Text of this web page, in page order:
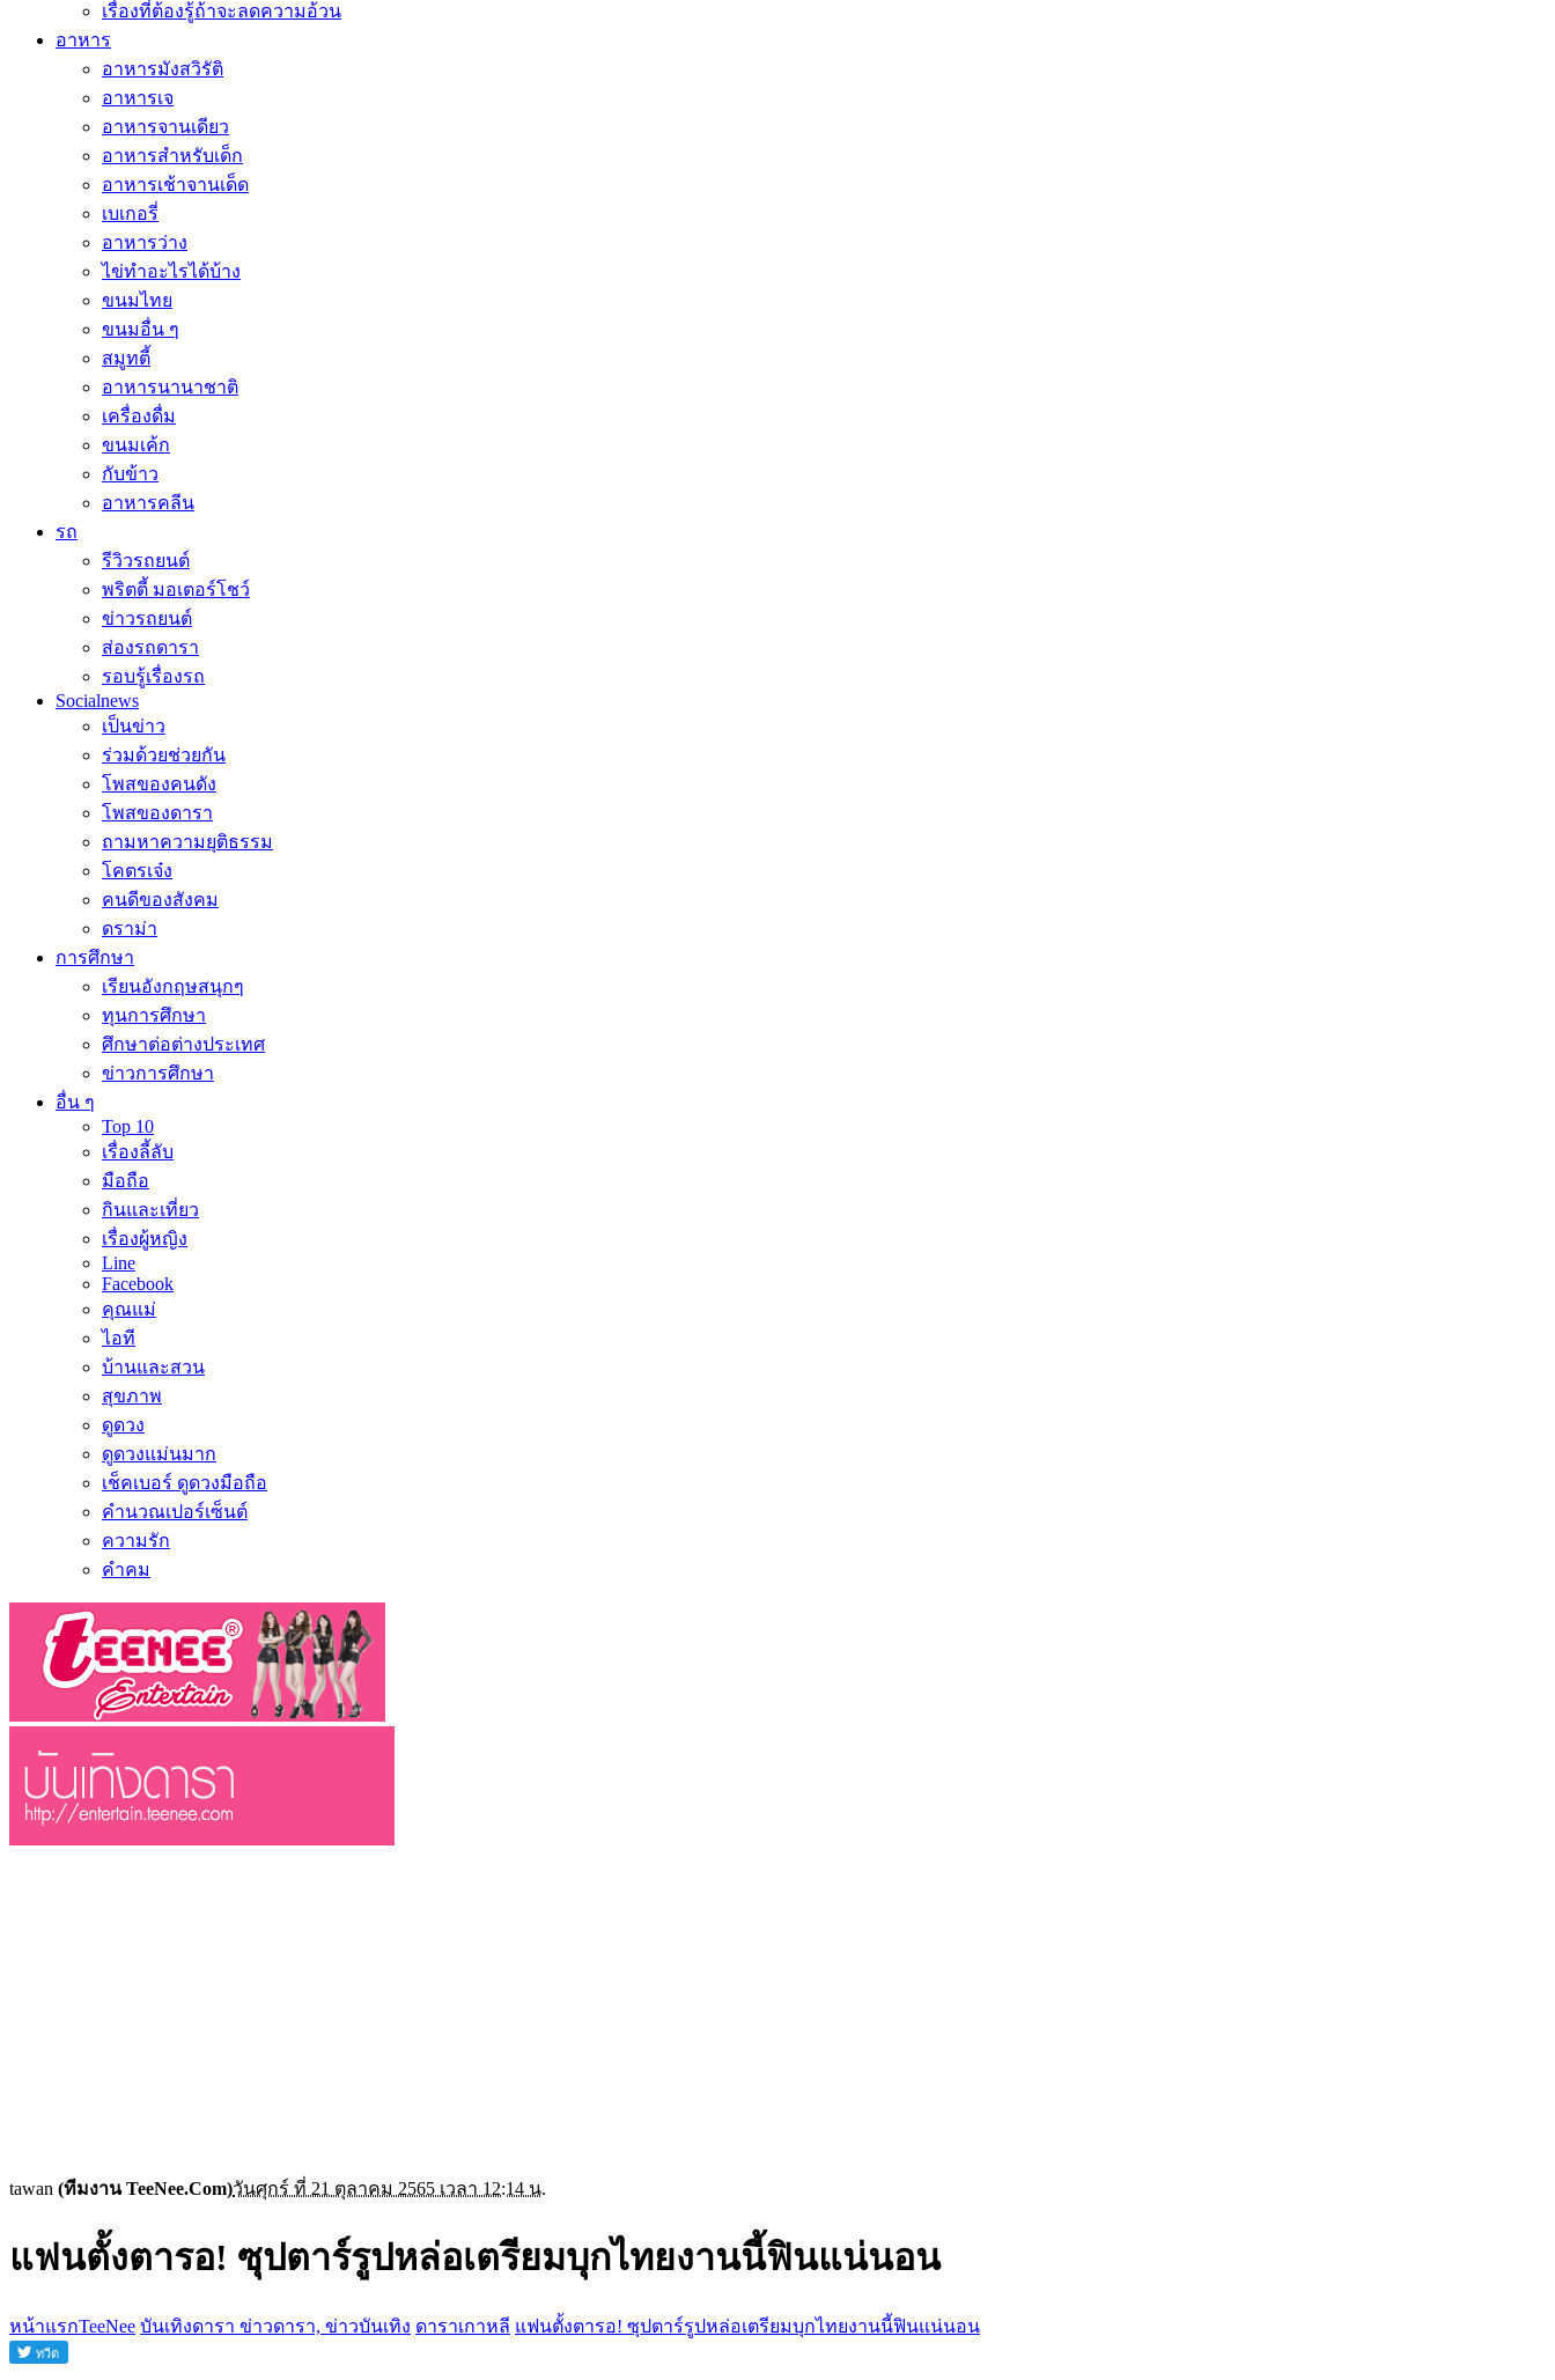
เรื่องที่ต้องรู้ถ้าจะลดความอ้วน
อาหาร
อาหารมังสวิรัติ
อาหารเจ
อาหารจานเดียว
อาหารสำหรับเด็ก
อาหารเช้าจานเด็ด
เบเกอรี่
อาหารว่าง
ไข่ทำอะไรได้บ้าง
ขนมไทย
ขนมอื่น ๆ
สมูทตี้
อาหารนานาชาติ
เครื่องดื่ม
ขนมเค้ก
กับข้าว
อาหารคลีน
รถ
รีวิวรถยนต์
พริตตี้ มอเตอร์โชว์
ข่าวรถยนต์
ส่องรถดารา
รอบรู้เรื่องรถ
Socialnews
เป็นข่าว
ร่วมด้วยช่วยกัน
โพสของคนดัง
โพสของดารา
ถามหาความยุติธรรม
โคตรเจ๋ง
คนดีของสังคม
ดราม่า
การศึกษา
เรียนอังกฤษสนุกๆ
ทุนการศึกษา
ศึกษาต่อต่างประเทศ
ข่าวการศึกษา
อื่น ๆ
Top 10
เรื่องลี้ลับ
มือถือ
กินและเที่ยว
เรื่องผู้หญิง
Line
Facebook
คุณแม่
ไอที
บ้านและสวน
สุขภาพ
ดูดวง
ดูดวงแม่นมาก
เช็คเบอร์ ดูดวงมือถือ
คำนวณเปอร์เซ็นต์
ความรัก
คำคม
tawan (ทีมงาน TeeNee.Com)วันศุกร์ ที่ 21 ตุลาคม 2565 เวลา 12:14 น.
แฟนตั้งตารอ! ซุปตาร์รูปหล่อเตรียมบุกไทยงานนี้ฟินแน่นอน
หน้าแรกTeeNee บันเทิงดารา ข่าวดารา, ข่าวบันเทิง ดาราเกาหลี แฟนตั้งตารอ! ซุปตาร์รูปหล่อเตรียมบุกไทยงานนี้ฟินแน่นอน